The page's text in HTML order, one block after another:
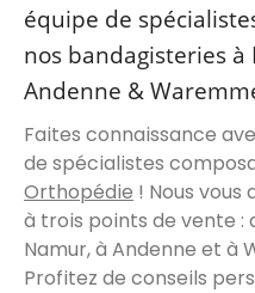
équipe de
nos bandagisteries à
Andenne &
Faites connaissance
de spécialistes
Orthopédie ! Nous vous
à trois points de vente :
Namur, à Andenne et à
Profitez de conseils